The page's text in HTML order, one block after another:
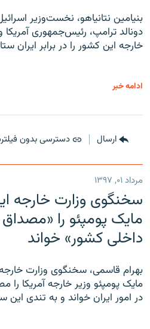
بنیامین نتانیاهو، نخست‌وزیر
دونالد ترامپ، رئیس‌جمهوری آمریکا
خارجه این کشور را در برابر ایران
ادامه خبر
ارسال دسترسی بدون
مرداد ۰۱, ۱۳۹۷
سخنگوی وزارت خارجه
مایک پومپئو را
داخلی کشور» خواند
بهرام قاسمی، سخنگوی وزارت
مایک پومپئو وزیر خارجه آمریکا
در امور ایران خواند و به تندی